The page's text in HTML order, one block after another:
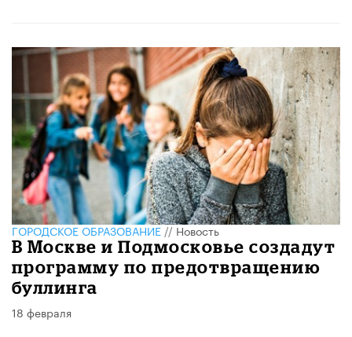
ГОРОДСКОЕ ОБРАЗОВАНИЕ//Новость
В Москве и Подмосковье создадут
программу по предотвращению
буллинга
18 февраля